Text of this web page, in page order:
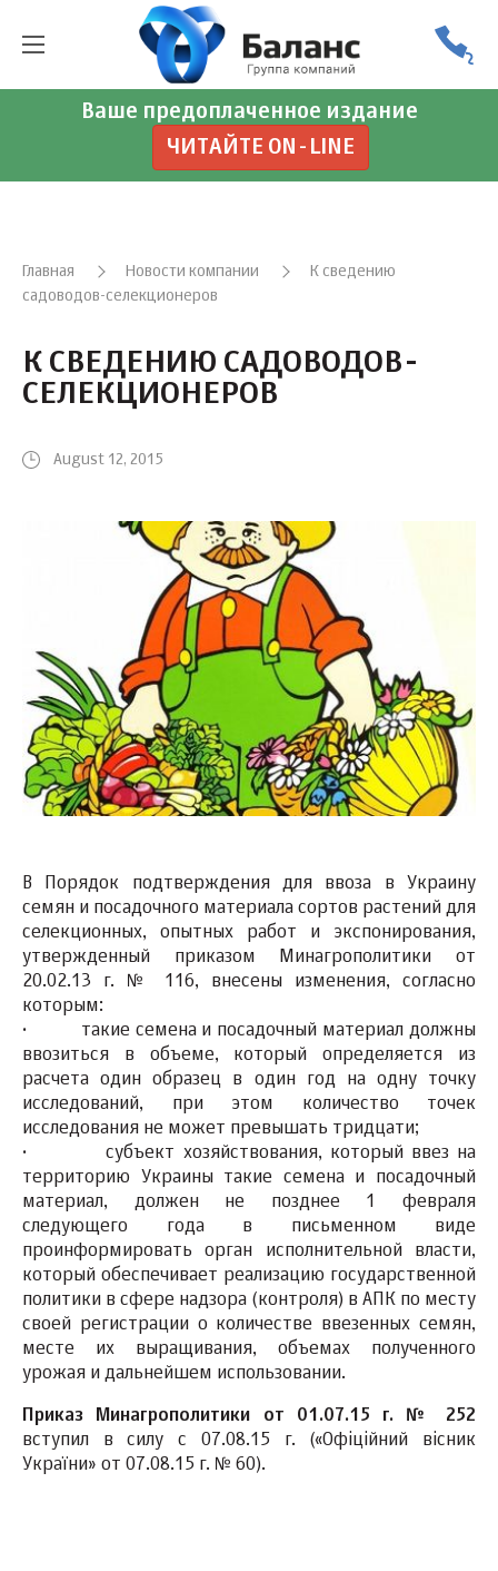
Ваше предоплаченное издание
ЧИТАЙТЕ ON-LINE
Главная Новости компании
К сведению
садоводов-селекционеров
К СВЕДЕНИЮ САДОВОДОВ-
СЕЛЕКЦИОНЕРОВ
August 12, 2015
В Порядок подтверждения для ввоза в Украину
семян и посадочного материала сортов растений для
селекционных, опытных работ и экспонирования,
утвержденный приказом Минагрополитики от
20.02.13 г. № 116, внесены изменения, согласно
которым:
· такие семена и посадочный материал должны
ввозиться в объеме, который определяется из
расчета один образец в один год на одну точку
исследований, при этом количество точек
исследования не может превышать тридцати;
· субъект хозяйствования, который ввез на
территорию Украины такие семена и посадочный
материал, должен не позднее 1 февраля
следующего года в письменном виде
проинформировать орган исполнительной власти,
который обеспечивает реализацию государственной
политики в сфере надзора (контроля) в АПК по месту
своей регистрации о количестве ввезенных семян,
месте их выращивания, объемах полученного
урожая и дальнейшем использовании.
Приказ Минагрополитики от 01.07.15 г. № 252
вступил в силу с 07.08.15 г. («Офіційний вісник
України» от 07.08.15 г. № 60).